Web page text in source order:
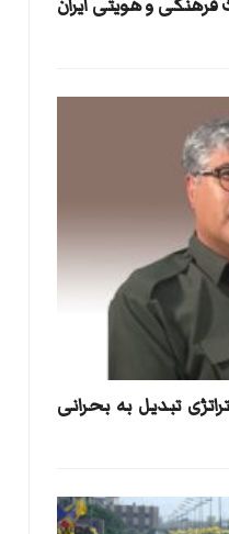
تبدیل به بحرانی